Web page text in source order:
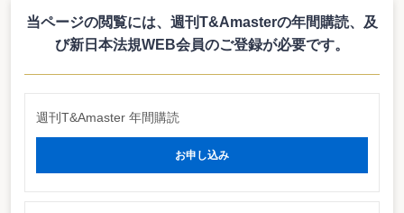
システムの信頼性あるいは電子商取引の安全性等に関する内部統制について保
証を与えるサービスのこと。日本では、金融検査マニュアル対応への利用な
ど、公認会計士業界が提供する大きなサービスになると期待されている。今回
の目的と範囲等について整理を行うとともに、検証報告書の作成事項の留意点
当ページの閲覧には、週刊T&Amasterの年間購読、 及
び新日本法規WEB会員のご登録が必要です。
週刊T&Amaster 年間購読
お申し込み